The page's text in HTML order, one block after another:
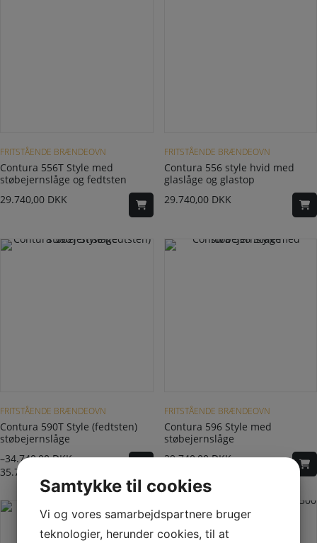
FRITSTÅENDE BRÆNDEOVN
Contura 556T Style med
støbejernslåge og fedtsten
29.740,00 DKK
FRITSTÅENDE BRÆNDEOVN
Contura 556 style hvid med
glaslåge og glastop
29.740,00 DKK
FRITSTÅENDE BRÆNDEOVN
Contura 590T Style (fedtsten)
støbejernslåge
34.740,00DKK
–
35.740,00
FRITSTÅENDE BRÆNDEOVN
Contura 596 Style med
støbejernslåge
29.740,00DKK
Samtykke til cookies
Vi og vores samarbejdspartnere bruger
teknologier, herunder cookies, til at